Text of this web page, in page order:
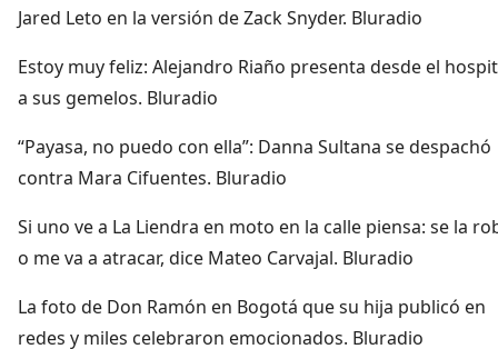
Jared Leto en la versión de Zack Snyder. Bluradio
Estoy muy feliz: Alejandro Riaño presenta desde el
a sus gemelos. Bluradio
“Payasa, no puedo con ella”: Danna Sultana se despachó
contra Mara Cifuentes. Bluradio
Si uno ve a La Liendra en moto en la calle piensa: se la
o me va a atracar, dice Mateo Carvajal. Bluradio
La foto de Don Ramón en Bogotá que su hija publicó en
redes y miles celebraron emocionados. Bluradio